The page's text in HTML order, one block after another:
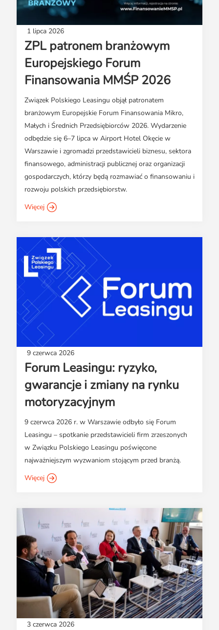
1 lipca 2026
ZPL patronem branżowym
Europejskiego Forum
Finansowania MMŚP 2026
Związek Polskiego Leasingu objął patronatem
branżowym Europejskie Forum Finansowania Mikro,
Małych i Średnich Przedsiębiorców 2026. Wydarzenie
odbędzie się 6–7 lipca w Airport Hotel Okęcie w
Warszawie i zgromadzi przedstawicieli biznesu, sektora
finansowego, administracji publicznej oraz organizacji
gospodarczych, którzy będą rozmawiać o finansowaniu i
rozwoju polskich przedsiębiorstw.
Więcej
9 czerwca 2026
Forum Leasingu: ryzyko,
gwarancje i zmiany na rynku
motoryzacyjnym
9 czerwca 2026 r. w Warszawie odbyło się Forum
Leasingu – spotkanie przedstawicieli firm zrzeszonych
w Związku Polskiego Leasingu poświęcone
najważniejszym wyzwaniom stojącym przed branżą.
Więcej
3 czerwca 2026